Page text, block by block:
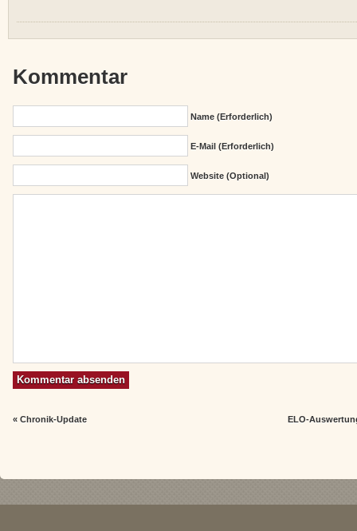
Kommentar
Name (erforderlich)
E-Mail (erforderlich)
Website (Optional)
«Chronik-Update ELO-